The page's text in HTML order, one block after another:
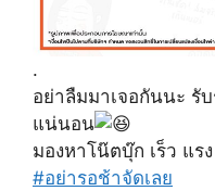
.
อย่าลืมมาเจอกันนะ รั
แน่นอน
มองหาโน๊ตบุ๊ก เร็ว แ
#อย่ารอช้าจัดเลย